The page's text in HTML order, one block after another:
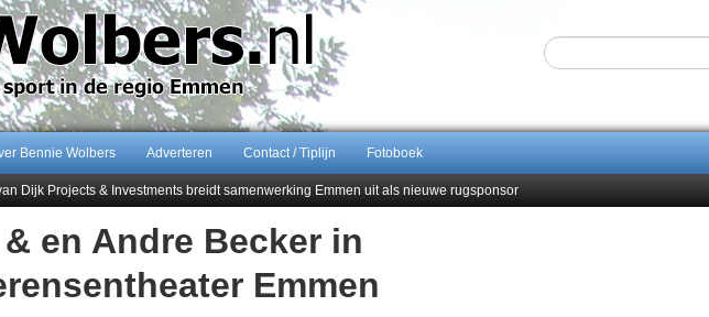
Bennie Wolbers Adverteren Contact / Tiplijn Fotoboek
Dijk Projects & Investments breidt samenwerking Emmen uit als nieuwe rugsponsor
voor eeuwling Mieke Sijbom-Maatje
wint op Open Dag overtuigend van Almere City
tekent eerste profcontract bij FC Emmen
en Andre Becker in
Emmen